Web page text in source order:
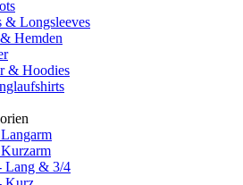
& Longsleeves
Hemden
& Hoodies
Lang & 3/4